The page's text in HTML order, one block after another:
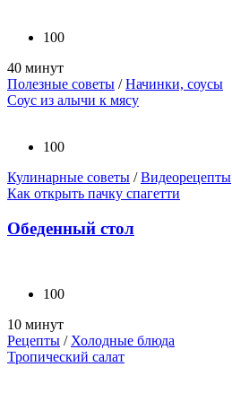
100
40 минут
Полезные советы /Начинки, соусы
Соус из алычи к мясу
100
Кулинарные советы /Видеорецепты
Как открыть пачку спагетти
Обеденный стол
100
10 минут
Рецепты / Холодные блюда
Тропический салат